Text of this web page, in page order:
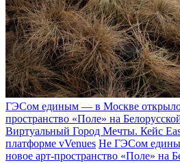
ГЭСом единым — в Москве
пространство «Поле» на
Виртуальный Город Мечты. Кейс
платформе vVenues Не ГЭСом
новое арт-пространство «Поле» на